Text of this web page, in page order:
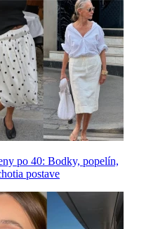
po 40: Bodky, popelín,
postave